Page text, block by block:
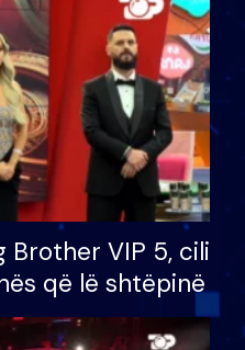
Brother VIP 5, cili
që lë shtëpinë